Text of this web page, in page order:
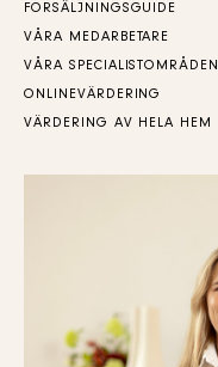
FÖRSÄLJNINGSGUIDE
VÅRA MEDARBETARE
VÅRA SPECIALISTOMRÅDEN
ONLINEVÄRDERING
VÄRDERING AV HELA HEM